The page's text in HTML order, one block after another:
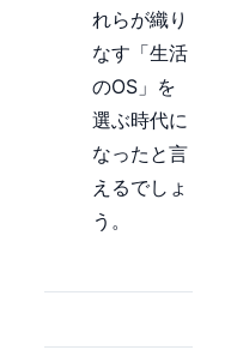
れらが織り
なす「生活
のOS」を
選ぶ時代に
なったと言
えるでしょ
う。